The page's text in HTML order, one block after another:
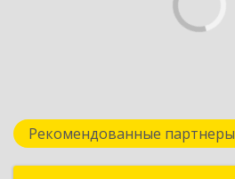
Рекомендованные партнеры